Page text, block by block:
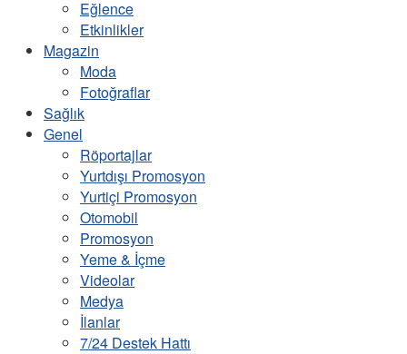
Eğlence
Etkinlikler
Magazin
Moda
Fotoğraflar
Sağlık
Genel
Röportajlar
Yurtdışı Promosyon
Yurtiçi Promosyon
Otomobil
Promosyon
Yeme & İçme
Videolar
Medya
İlanlar
7/24 Destek Hattı